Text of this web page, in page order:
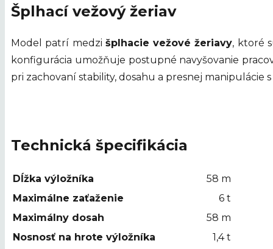
Šplhací vežový žeriav
Model patrí medzi šplhacie vežové žeriavy, ktoré
konfigurácia umožňuje postupné navyšovanie
pri zachovaní stability, dosahu a presnej manipulácie
Technická špecifikácia
Dĺžka výložníka
58 m
Maximálne zaťaženie
6 t
Maximálny dosah
58 m
Nosnosť na hrote výložníka
1,4 t